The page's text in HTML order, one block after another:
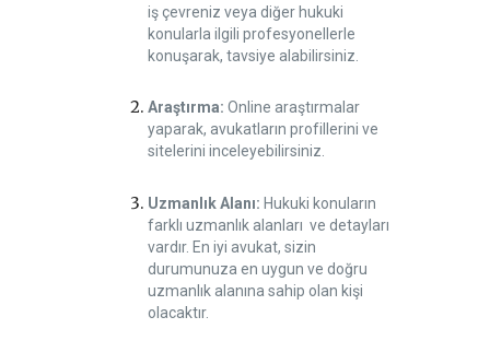
iş çevreniz veya diğer hukuki
konularla ilgili profesyonellerle
konuşarak, tavsiye alabilirsiniz.
Araştırma: Online araştırmalar
yaparak, avukatların profillerini ve
sitelerini inceleyebilirsiniz.
Uzmanlık Alanı: Hukuki konuların
farklı uzmanlık alanları ve detayları
vardır. En iyi avukat, sizin
durumunuza en uygun ve doğru
uzmanlık alanına sahip olan kişi
olacaktır.